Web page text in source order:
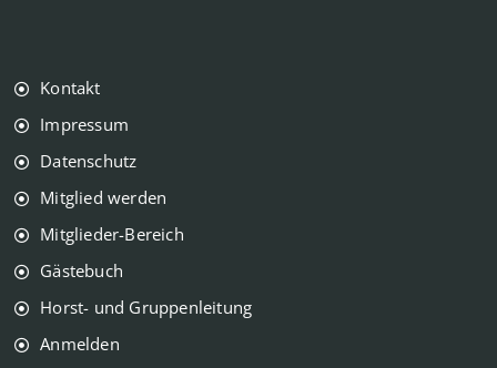
Kontakt
Impressum
Datenschutz
Mitglied werden
Mitglieder-Bereich
Gästebuch
Horst- und Gruppenleitung
Anmelden